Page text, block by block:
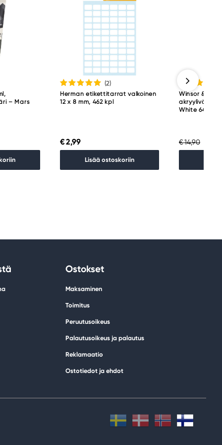
– Mars
(2)
Herman etikettitarrat valkoinen
12 x 8 mm, 462 kpl
€ 2,99
Lisää ostoskoriin
Winsor &
akryyliväri,
White 644
€ 14,90
Ostokset
Maksaminen
Toimitus
Peruutusoikeus
Palautusoikeus ja palautus
Reklamaatio
Ostotiedot ja ehdot